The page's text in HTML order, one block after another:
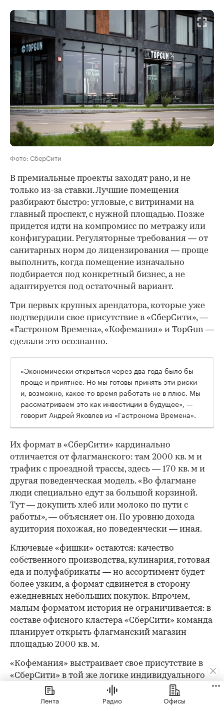
Фото: СберСити
В премиальные проекты заходят рано, и не
только из-за ставки. Лучшие помещения
разбирают быстро: угловые, с витринами на
главный проспект, с нужной площадью. Позже
придется идти на компромисс по метражу или
конфигурации. Регуляторные требования — от
санитарных норм до лицензирования — проще
выполнить, когда помещение изначально
подбирается под конкретный бизнес, а не
адаптируется под остаточный вариант.
Три первых крупных арендатора, которые уже
подтвердили свое присутствие в «СберСити», —
«Гастроном Времена», «Кофемания» и TopGun —
сделали это осознанно.
«Экономически открыться через два года было бы
проще и приятнее. Но мы готовы принять эти риски
и, возможно, какое-то время работать не в плюс. Мы
рассматриваем это как инвестиции в будущее», —
говорит Андрей Яковлев из «Гастронома Времена».
Их формат в «СберСити» кардинально
отличается от флагманского: там 2000 кв. м и
трафик с проездной трассы, здесь — 170 кв. м и
другая поведенческая модель. «Во флагмане
люди специально едут за большой корзиной.
Тут — докупить хлеб или молоко по пути с
работы», — объясняет он. По уровню дохода
аудитория похожая, но поведенчески — иная.
Ключевые «фишки» остаются: качество
собственного производства, кулинария, готовая
еда и полуфабрикаты — но ассортимент будет
более узким, а формат сдвинется в сторону
ежедневных небольших покупок. Впрочем,
малым форматом история не ограничивается: в
составе офисного кластера «СберСити» команда
планирует открыть флагманский магазин
площадью 2000 кв. м.
«Кофемания» выстраивает свое присутствие в
«СберСити» в той же логике индивидуального
подхода. Для «СберСити» ключевыми
ориентирами при проектировании стали
Лента Радио Офисы